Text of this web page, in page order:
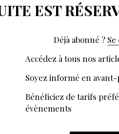
EST
Déjà abonné ?
Accédez à tous nos
Soyez informé en
Bénéficiez de tarifs
évènements